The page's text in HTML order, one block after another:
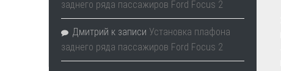
заднего ряда пассажиров Ford Focus 2
Дмитрий к записи Установка плафона
заднего ряда пассажиров Ford Focus 2